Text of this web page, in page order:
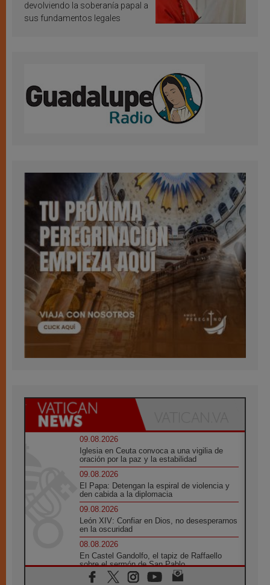
devolviendo la soberanía papal a
sus fundamentos legales
09.08.2026
Iglesia en Ceuta convoca a una vigilia de
oración por la paz y la estabilidad
09.08.2026
El Papa: Detengan la espiral de violencia y
den cabida a la diplomacia
09.08.2026
León XIV: Confiar en Dios, no desesperarnos
en la oscuridad
08.08.2026
En Castel Gandolfo, el tapiz de Raffaello
sobre el sermón de San Pablo
08.08.2026